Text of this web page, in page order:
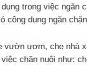
trong việc ngăn
công dụng ngăn
vườn ươm, che nhà
chăn nuôi như: